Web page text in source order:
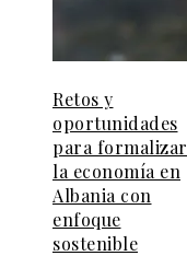
Retos y
oportunidades
para formalizar
la economía en
Albania con
enfoque
sostenible